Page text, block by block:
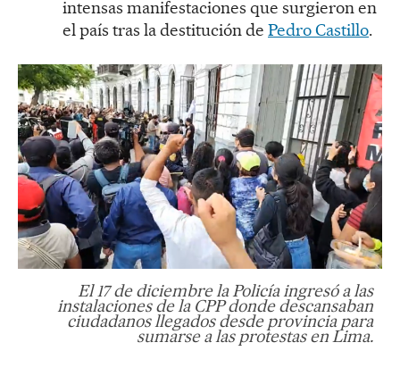
intensas manifestaciones que surgieron en
el país tras la destitución de Pedro Castillo.
El 17 de diciembre la Policía ingresó a las
instalaciones de la CPP donde descansaban
ciudadanos llegados desde provincia para
sumarse a las protestas en Lima.